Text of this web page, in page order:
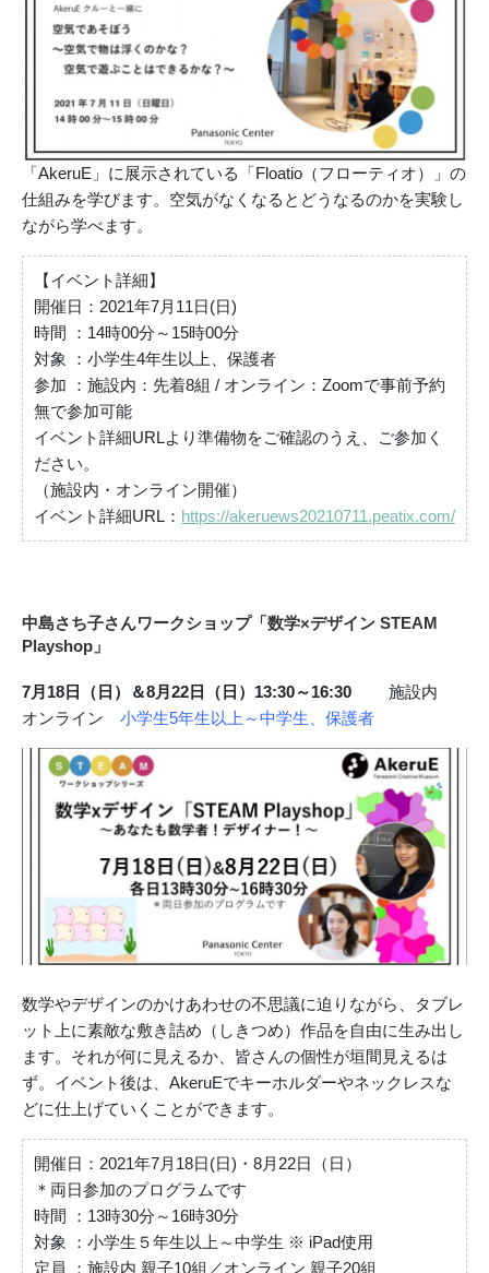
「AkeruE」に展示されている「Floatio（フローティオ）」の
仕組みを学びます。空気がなくなるとどうなるのかを実験し
ながら学べます。
【イベント詳細】
開催日：2021年7月11日(日)
時間 ：14時00分～15時00分
対象 ：小学生4年生以上、保護者
参加 ：施設内：先着8組 / オンライン：Zoomで事前予約
無で参加可能
イベント詳細URLより準備物をご確認のうえ、ご参加く
ださい。
（施設内・オンライン開催）
イベント詳細URL： https://akeruews20210711.peatix.com/
中島さち子さんワークショップ「数学×デザイン STEAM
Playshop」
7月18日（日）＆8月22日（日）13:30～16:30
施設内
オンライン 小学生5年生以上～中学生、保護者
数学やデザインのかけあわせの不思議に迫りながら、タブレ
ット上に素敵な敷き詰め（しきつめ）作品を自由に生み出し
ます。それが何に見えるか、皆さんの個性が垣間見えるは
ず。イベント後は、AkeruEでキーホルダーやネックレスな
どに仕上げていくことができます。
開催日：2021年7月18日(日)・8月22日（日）
＊両日参加のプログラムです
時間 ：13時30分～16時30分
対象 ：小学生５年生以上～中学生 ※ iPad使用
定員 ：施設内 親子10組／オンライン 親子20組